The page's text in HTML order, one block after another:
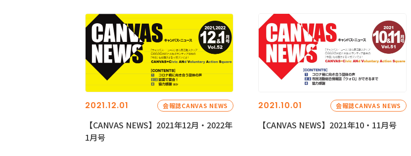
2021.12.01 会報誌CANVAS NEWS
【CANVAS NEWS】2021年12月・2022年
1月号
2021.10.01 会報誌CANVAS NEWS
【CANVAS NEWS】2021年10・11月号